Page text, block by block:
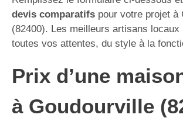
devis comparatifs pour votre projet à
(82400). Les meilleurs artisans locaux
toutes vos attentes, du style à la
Prix d’une
à Goudourville